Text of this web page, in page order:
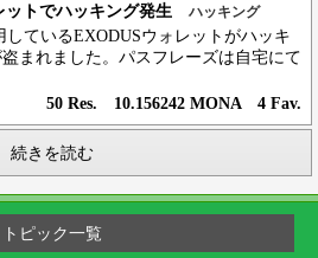
ットでハッキング発生 ハッキング
しているEXODUSウォレットがハッキ
まれました。パスフレーズは自宅にて
50 Res. 10.156242 MONA 4 Fav.
続きを読む
トピック一覧